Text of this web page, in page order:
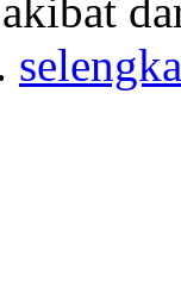
akibat